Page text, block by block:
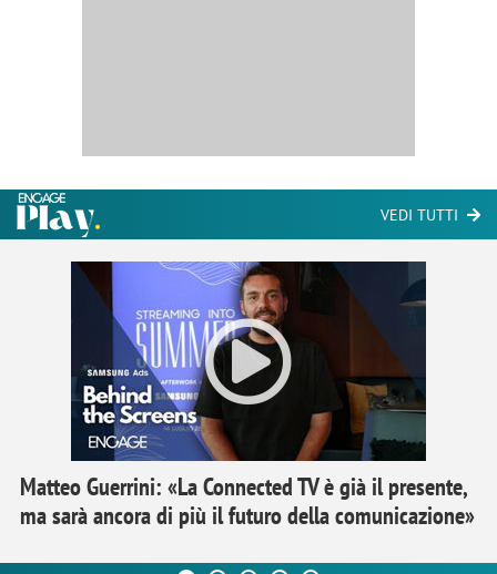
VEDI TUTTI
Matteo Guerrini: «La Connected TV è già il presente,
ma sarà ancora di più il futuro della comunicazione»